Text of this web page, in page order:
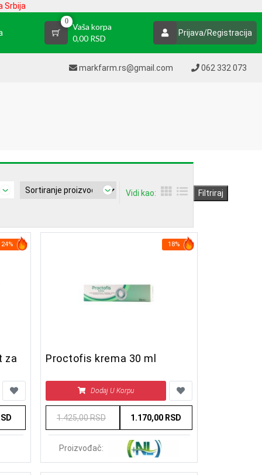
Srbija
0
Vaša korpa
0,00 RSD
Prijava/Registracija
markfarm.rs@gmail.com 062 332 073
Vidi kao: Filtriraj
24%
za
18%
Proctofis krema 30 ml
Dodaj U Korpu
1.425,00 RSD 1.170,00 RSD
Proizvođač: